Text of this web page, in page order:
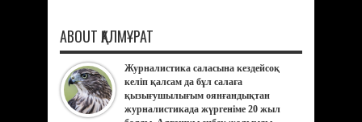
ABOUT ҚАЛМҰРАТ
Журналистика саласына кездейсоқ
келіп қалсам да бұл салаға
қызығушылығым оянғандықтан
журналистикада жүргеніме 20 жыл